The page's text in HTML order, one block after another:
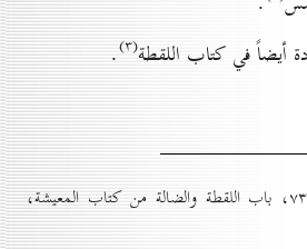
أيضاً في كتاب اللقطة(۳) .
(۱) الكافي، ج۹، ص۷۳٠، باب اللقطة والضالة من كتاب المعيشة،